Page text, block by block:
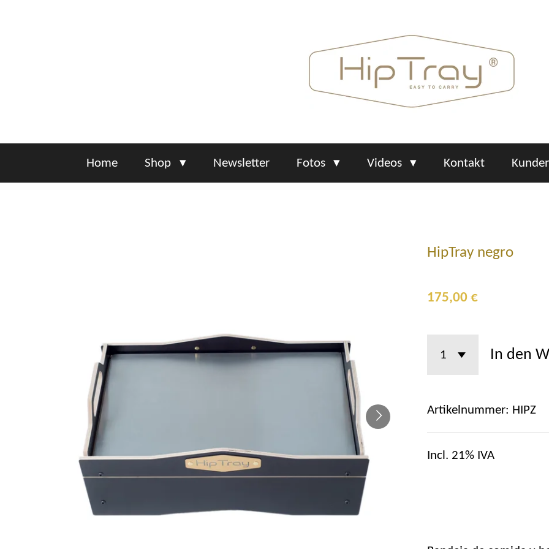
Home Shop Newsletter Fotos Videos Kontakt
HipTray negro
175,00 €
In den
Artikelnummer: HIPZ
Incl. 21% IVA